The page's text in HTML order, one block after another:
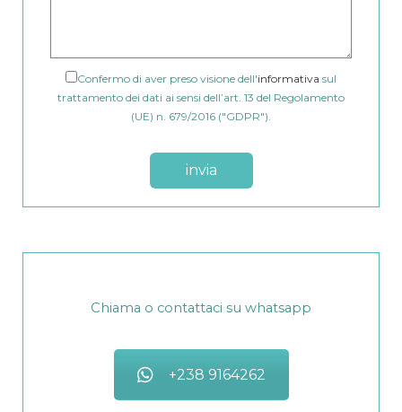
Confermo di aver preso visione dell'informativa sul
trattamento dei dati ai sensi dell’art. 13 del Regolamento
(UE) n. 679/2016 ("GDPR").
Chiama o contattaci su whatsapp
+238 9164262